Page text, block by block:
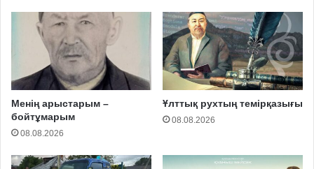
Менің арыстарым –
бойтұмарым
08.08.2026
Ұлттық рухтың темірқазығы
08.08.2026